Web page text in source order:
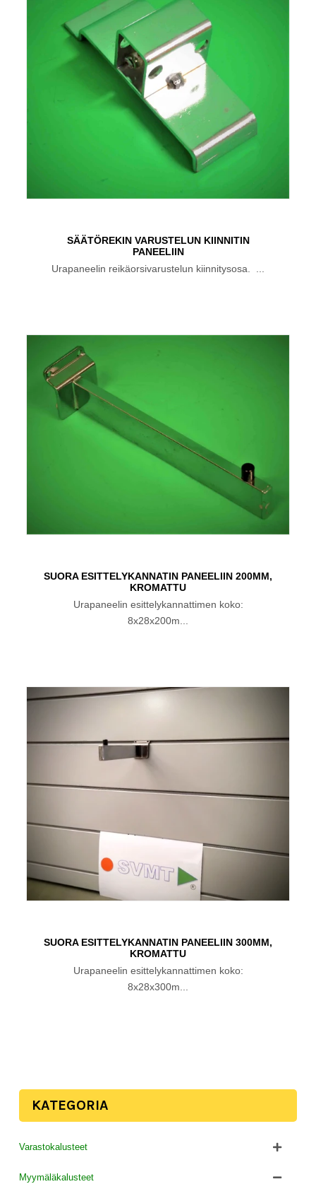
KATEGORIA
Varastokalusteet
Myymäläkalusteet
SÄÄTÖREKIN VARUSTELUN KIINNITIN
PANEELIIN
Urapaneelin reikäorsivarustelun kiinnitysosa. ...
SUORA ESITTELYKANNATIN PANEELIIN 200MM,
KROMATTU
Urapaneelin esittelykannattimen koko:
8x28x200m...
SUORA ESITTELYKANNATIN PANEELIIN 300MM,
KROMATTU
Urapaneelin esittelykannattimen koko:
8x28x300m...